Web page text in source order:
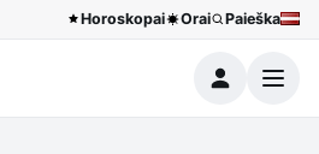
Horoskopai Orai Paieška
Meniu